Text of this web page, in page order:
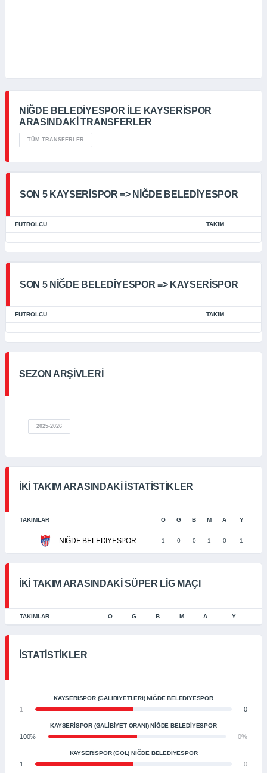
NİĞDE BELEDİYESPOR İLE KAYSERİSPOR
ARASINDAKİ TRANSFERLER
TÜM TRANSFERLER
SON 5 KAYSERİSPOR => NİĞDE BELEDİYESPOR
FUTBOLCU TAKIM
SON 5 NİĞDE BELEDİYESPOR => KAYSERİSPOR
FUTBOLCU TAKIM
SEZON ARŞİVLERİ
2025-2026
İKI TAKIM ARASINDAKI İSTATISTIKLER
TAKIMLAR O G B M A Y
NİĞDE BELEDİYESPOR 1 0 0 1 0 1
İKI TAKIM ARASINDAKI SÜPER LIG MAÇI
TAKIMLAR O G B M A Y
İSTATISTIKLER
KAYSERISPOR (GALIBIYETLERI) NİĞDE BELEDİYESPOR
1 0
KAYSERISPOR (GALIBIYET ORANI) NİĞDE BELEDİYESPOR
100% 0%
KAYSERISPOR (GOL) NİĞDE BELEDİYESPOR
1 0